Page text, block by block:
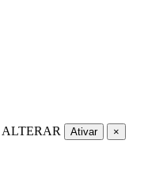
ALTERAR Ativar ×